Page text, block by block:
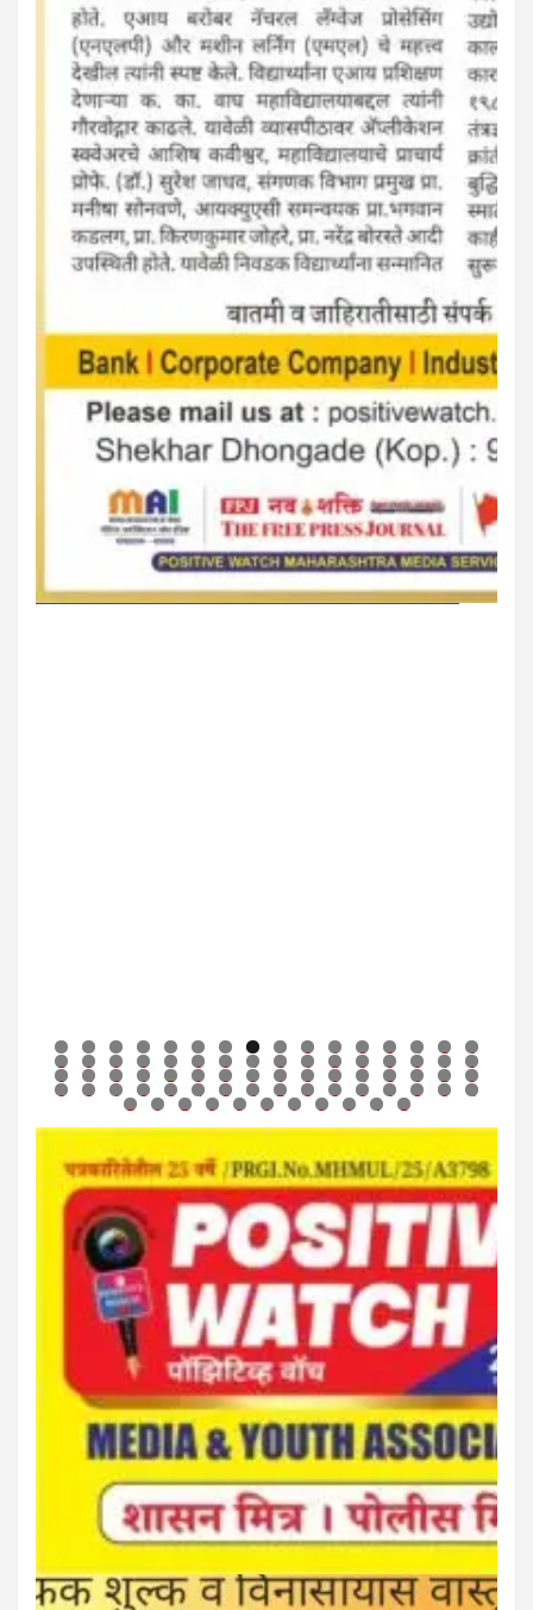
0 1 2 3 4 5 6
7 8 9 0 1 2 3 4 5 6 7 8 9 0 1 2
3 4 5 6 7 8 9 0 1 2 3 4 5 6 7 8
9 0 1 2 3 4 5 6 7 8 9 0 1 2 3 4
5 6 7 8 9 0 1 2 3 4 5